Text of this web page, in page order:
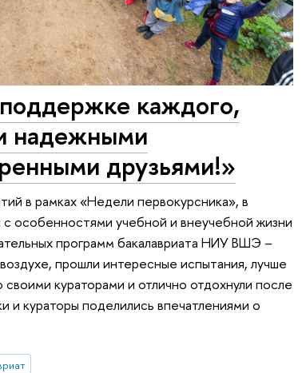
каждого,
надежными
друзьями!»
в рамках «Недели первокурсника», в
особенностями учебной и внеучебной жизни
программ бакалавриата НИУ ВШЭ –
прошли интересные испытания, лучше
кураторами и отлично отдохнули после
и кураторы поделились впечатлениями о